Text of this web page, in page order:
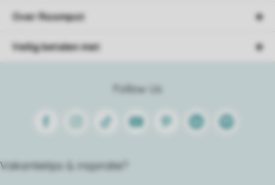
Follow Us
FacebookInstagram
Tiktok Youtube PinterestLinkedinSpotify
Vakantietips & inspiratie?
Over Roompot
Veilig betalen met